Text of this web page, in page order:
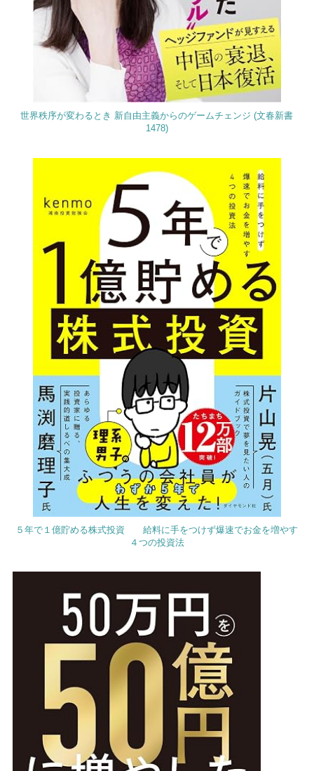
世界秩序が変わるとき 新自由主義からのゲームチェンジ (文春新書
1478)
５年で１億貯める株式投資 給料に手をつけず爆速でお金を増やす
４つの投資法